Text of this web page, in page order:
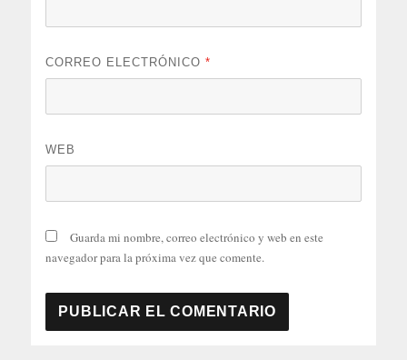
CORREO ELECTRÓNICO*
WEB
Guarda mi nombre, correo electrónico y web en este
navegador para la próxima vez que comente.